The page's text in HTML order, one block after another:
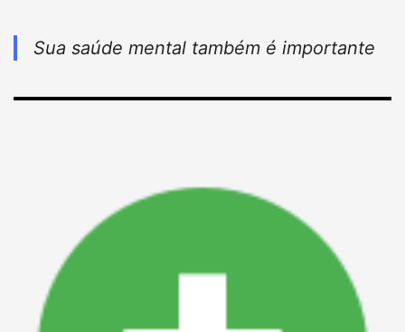
Sua saúde mental também é importante